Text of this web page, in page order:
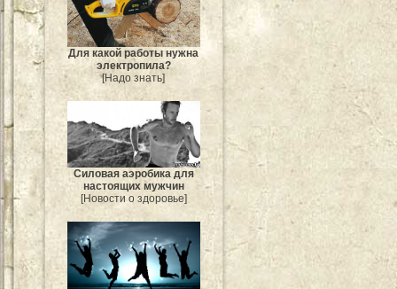
Для какой работы нужна
электропила?
[Надо знать]
Силовая аэробика для
настоящих мужчин
[Новости о здоровье]